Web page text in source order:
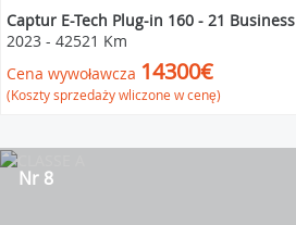
Captur E-Tech Plug-in 160 - 21 Business
2023 - 42521 Km
Cena wywoławcza 14300€
(Koszty sprzedaży wliczone w cenę)
Nr 8